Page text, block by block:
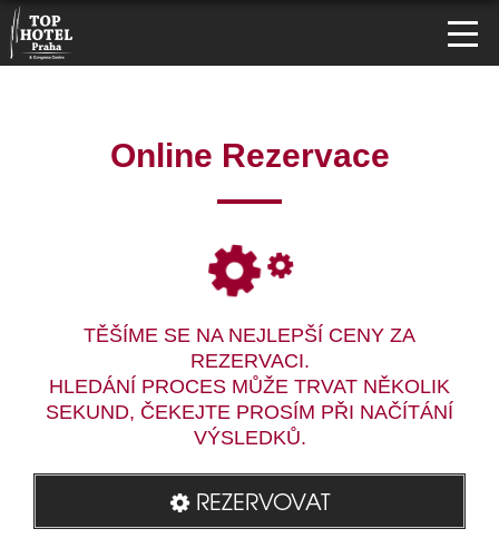
Online Rezervace
TĚŠÍME SE NA NEJLEPŠÍ CENY ZA
REZERVACI.
HLEDÁNÍ PROCES MŮŽE TRVAT NĚKOLIK
SEKUND, ČEKEJTE PROSÍM PŘI NAČÍTÁNÍ
VÝSLEDKŮ.
REZERVOVAT